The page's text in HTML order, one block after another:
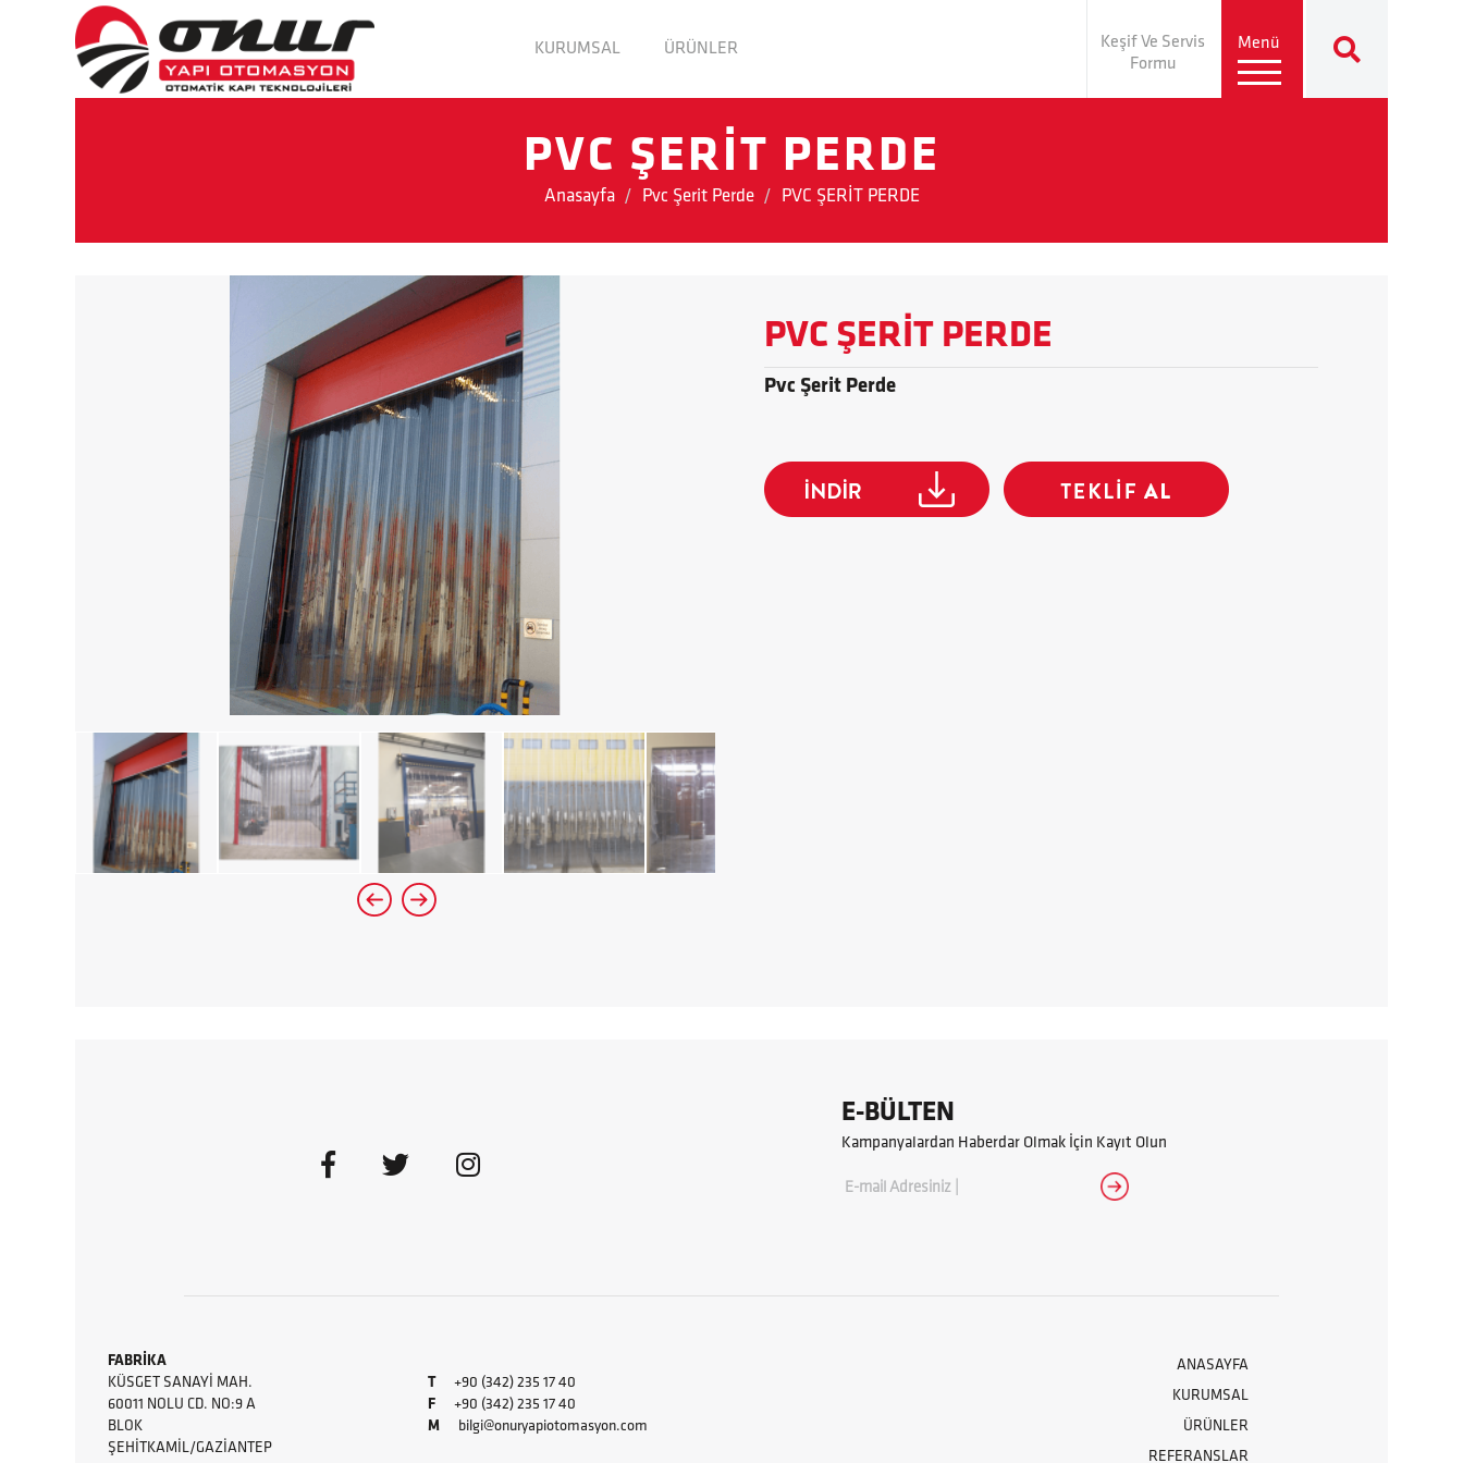
KURUMSAL ÜRÜNLER
Keşif Ve Servis
Formu
Menü
PVC ŞERİT PERDE
Anasayfa Pvc Şerit Perde PVC ŞERİT PERDE
PVC ŞERİT PERDE
Pvc Şerit Perde
E-BÜLTEN
Kampanyalardan Haberdar Olmak İçin Kayıt Olun
E-mail Adresiniz |
FABRİKA
KÜSGET SANAYI MAH.
60011 NOLU CD. NO:9 A
BLOK
ŞEHITKAMIL/GAZIANTEP
T
+90 (342) 235 17 40
F+90 (342) 235 17 40
M
bilgi@onuryapiotomasyon.com
ANASAYFA
KURUMSAL
ÜRÜNLER
REFERANSLAR